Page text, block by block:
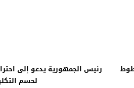
رئيس الجمهورية يدعو إلى
لحسم